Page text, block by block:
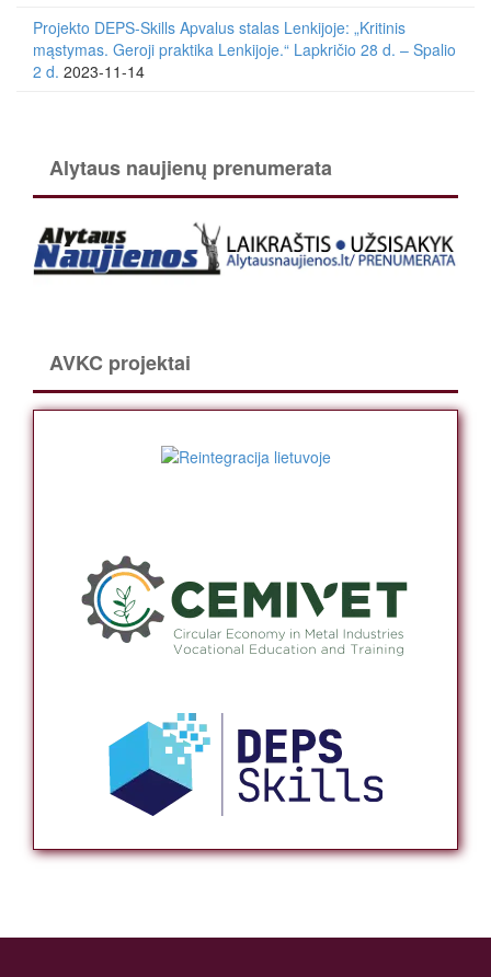
Projekto DEPS-Skills Apvalus stalas Lenkijoje: „Kritinis
mąstymas. Geroji praktika Lenkijoje.“ Lapkričio 28 d. – Spalio
2 d. 2023-11-14
Alytaus naujienų prenumerata
AVKC projektai